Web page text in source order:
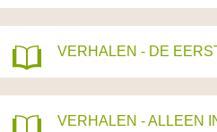
VERHALEN - DE
VERHALEN - ALLEEN